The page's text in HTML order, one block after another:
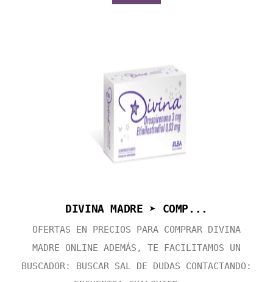
DIVINA MADRE ➤ COMP...
OFERTAS EN PRECIOS PARA COMPRAR DIVINA
MADRE ONLINE ADEMÁS, TE FACILITAMOS UN
BUSCADOR: BUSCAR SAL DE DUDAS CONTACTANDO: